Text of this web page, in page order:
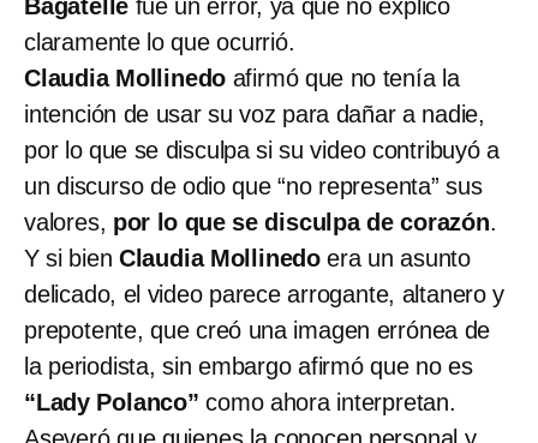
Bagatelle fue un error, ya que no explicó
claramente lo que ocurrió.
Claudia Mollinedo afirmó que no tenía la
intención de usar su voz para dañar a nadie,
por lo que se disculpa si su video contribuyó a
un discurso de odio que “no representa” sus
valores, por lo que se disculpa de corazón.
Y si bien Claudia Mollinedoera un asunto
delicado, el video parece arrogante, altanero y
prepotente, que creó una imagen errónea de
la periodista, sin embargo afirmó que no es
“Lady Polanco” como ahora interpretan.